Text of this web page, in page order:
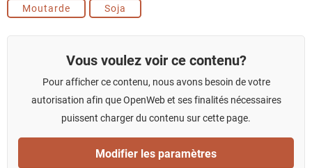
Moutarde Soja
Vous voulez voir ce contenu?
Pour afficher ce contenu, nous avons besoin de votre
autorisation afin que OpenWeb et ses finalités nécessaires
puissent charger du contenu sur cette page.
Modifier les paramètres